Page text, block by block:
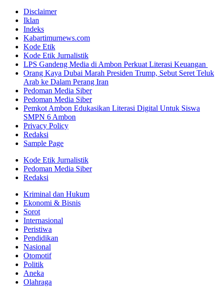
Disclaimer
Iklan
Indeks
Kabartimurnews.com
Kode Etik
Kode Etik Jurnalistik
LPS Gandeng Media di Ambon Perkuat Literasi Keuangan
Orang Kaya Dubai Marah Presiden Trump, Sebut Seret Teluk
Arab ke Dalam Perang Iran
Pedoman Media Siber
Pedoman Media Siber
Pemkot Ambon Edukasikan Literasi Digital Untuk Siswa
SMPN 6 Ambon
Privacy Policy
Redaksi
Sample Page
Kode Etik Jurnalistik
Pedoman Media Siber
Redaksi
Kriminal dan Hukum
Ekonomi & Bisnis
Sorot
Internasional
Peristiwa
Pendidikan
Nasional
Otomotif
Politik
Aneka
Olahraga